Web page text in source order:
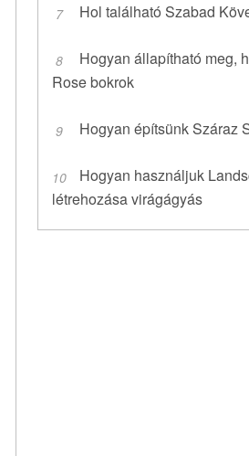
Hol található Szabad
Hogyan állapítható meg,
Rose bokrok
Hogyan építsünk Száraz
Hogyan használjuk
létrehozása virágágyás